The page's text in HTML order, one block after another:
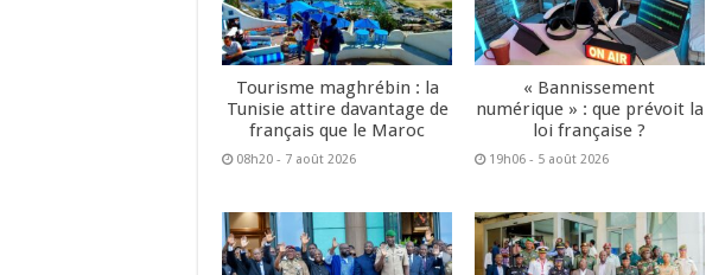
Tourisme maghrébin : la
Tunisie attire davantage de
français que le Maroc
08h20 - 7 août 2026
« Bannissement
numérique » : que prévoit la
loi française ?
19h06 - 5 août 2026